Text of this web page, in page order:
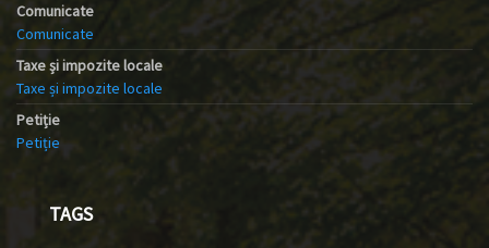
Comunicate
Comunicate
Taxe și impozite locale
Taxe și impozite locale
Petiție
Petiție
TAGS